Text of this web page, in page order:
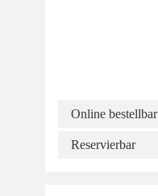
Online bestellbar
Reservierbar